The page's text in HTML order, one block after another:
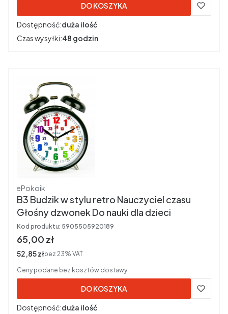
DO KOSZYKA
Dostępność:duża ilość
Czas wysyłki:48 godzin
Producent
ePokoik
B3 Budzik w stylu retro Nauczyciel czasu
Głośny dzwonek Do nauki dla dzieci
Kod produktu: 5905505920189
Cena brutto
65,00 zł
Cena netto
52,85 złbez 23% VAT
Ceny podane bez kosztów dostawy.
DO KOSZYKA
Dostępność:duża ilość